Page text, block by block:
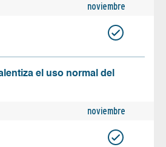
noviembre
el uso normal del
noviembre